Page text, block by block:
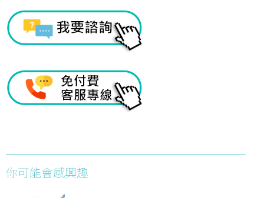
你可能會感興趣